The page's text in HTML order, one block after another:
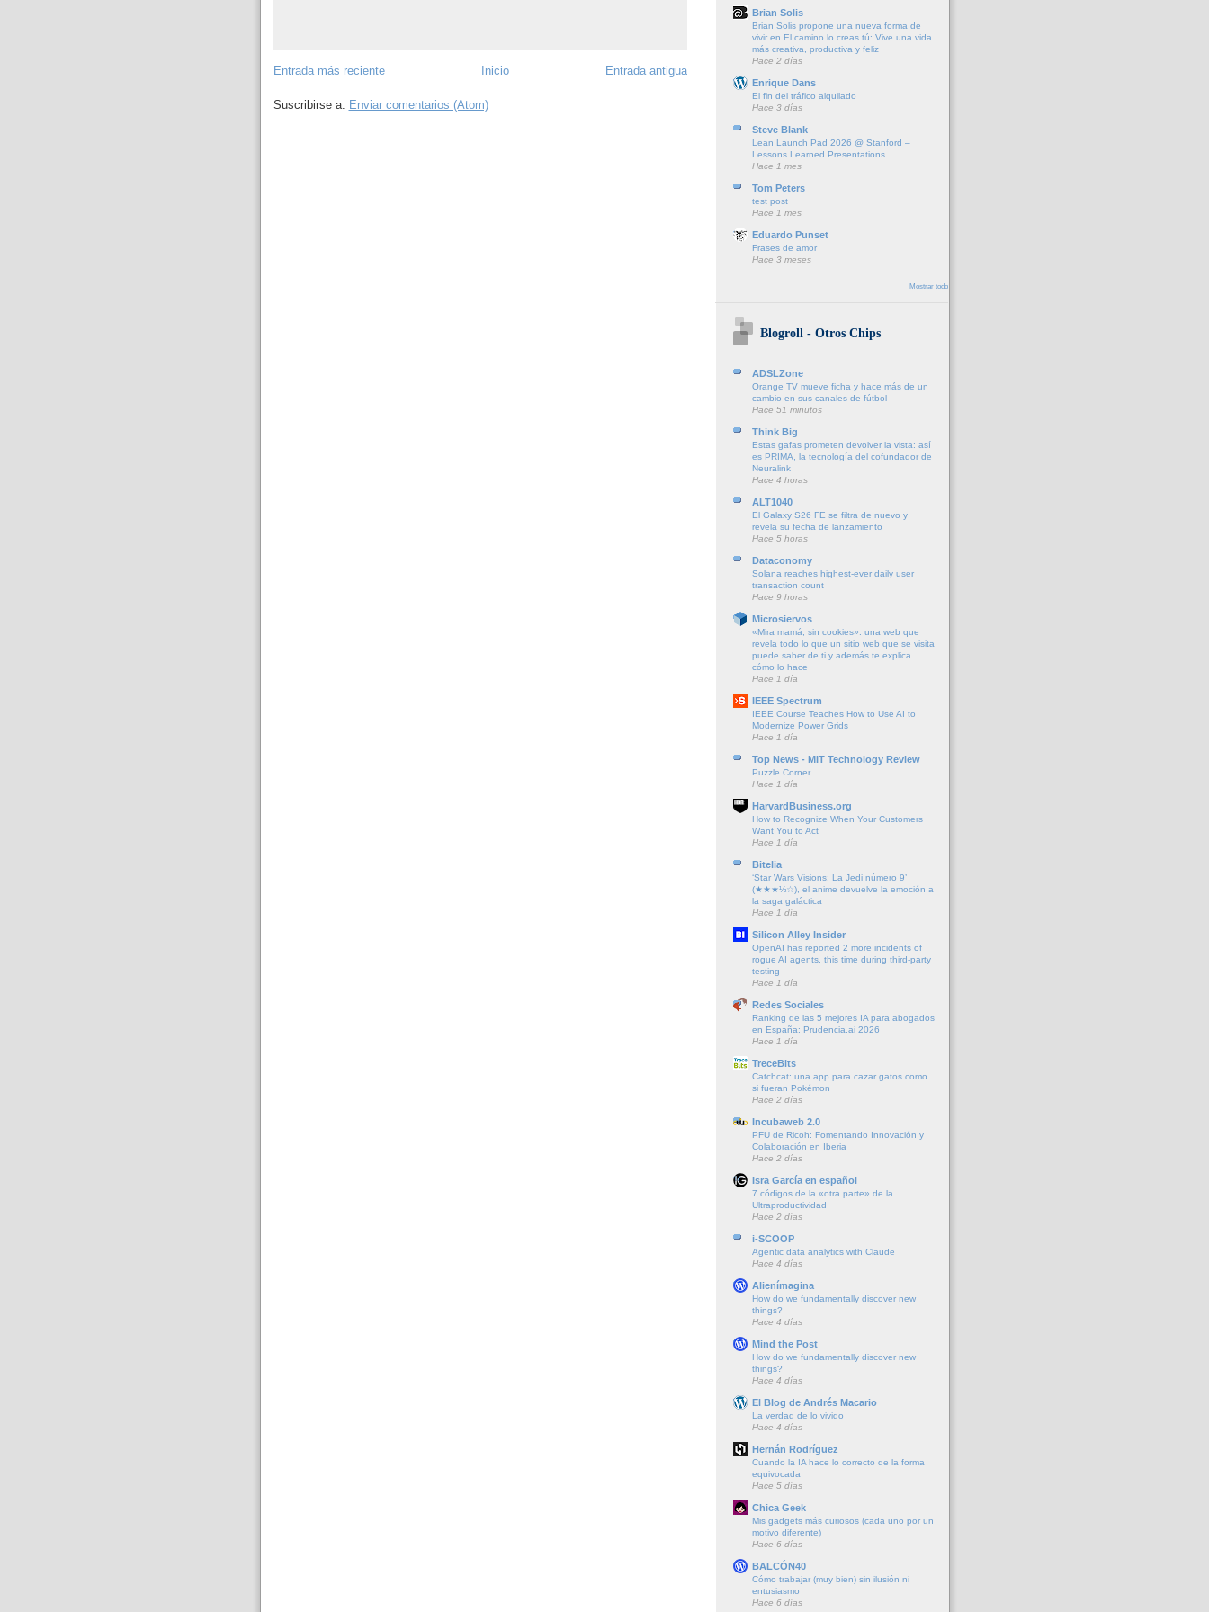
Entrada más reciente Entrada antigua
Inicio
Suscribirse a: Enviar comentarios (Atom)
Brian Solis
Brian Solis propone una nueva forma de
vivir en El camino lo creas tú: Vive una vida
más creativa, productiva y feliz
Hace 2 días
Enrique Dans
El fin del tráfico alquilado
Hace 3 días
Steve Blank
Lean Launch Pad 2026 @ Stanford –
Lessons Learned Presentations
Hace 1 mes
Tom Peters
test post
Hace 1 mes
Eduardo Punset
Frases de amor
Hace 3 meses
Mostrar todo
Blogroll - Otros Chips
ADSLZone
Orange TV mueve ficha y hace más de un
cambio en sus canales de fútbol
Hace 51 minutos
Think Big
Estas gafas prometen devolver la vista: así
es PRIMA, la tecnología del cofundador de
Neuralink
Hace 4 horas
ALT1040
El Galaxy S26 FE se filtra de nuevo y
revela su fecha de lanzamiento
Hace 5 horas
Dataconomy
Solana reaches highest-ever daily user
transaction count
Hace 9 horas
Microsiervos
«Mira mamá, sin cookies»: una web que
revela todo lo que un sitio web que se visita
puede saber de ti y además te explica
cómo lo hace
Hace 1 día
IEEE Spectrum
IEEE Course Teaches How to Use AI to
Modernize Power Grids
Hace 1 día
Top News - MIT Technology Review
Puzzle Corner
Hace 1 día
HarvardBusiness.org
How to Recognize When Your Customers
Want You to Act
Hace 1 día
Bitelia
‘Star Wars Visions: La Jedi número 9’
(★★★½☆), el anime devuelve la emoción a
la saga galáctica
Hace 1 día
Silicon Alley Insider
OpenAI has reported 2 more incidents of
rogue AI agents, this time during third-party
testing
Hace 1 día
Redes Sociales
Ranking de las 5 mejores IA para abogados
en España: Prudencia.ai 2026
Hace 1 día
TreceBits
Catchcat: una app para cazar gatos como
si fueran Pokémon
Hace 2 días
Incubaweb 2.0
PFU de Ricoh: Fomentando Innovación y
Colaboración en Iberia
Hace 2 días
Isra García en español
7 códigos de la «otra parte» de la
Ultraproductividad
Hace 2 días
i-SCOOP
Agentic data analytics with Claude
Hace 4 días
Alienímagina
How do we fundamentally discover new
things?
Hace 4 días
Mind the Post
How do we fundamentally discover new
things?
Hace 4 días
El Blog de Andrés Macario
La verdad de lo vivido
Hace 4 días
Hernán Rodríguez
Cuando la IA hace lo correcto de la forma
equivocada
Hace 5 días
Chica Geek
Mis gadgets más curiosos (cada uno por un
motivo diferente)
Hace 6 días
BALCÓN40
Cómo trabajar (muy bien) sin ilusión ni
entusiasmo
Hace 6 días